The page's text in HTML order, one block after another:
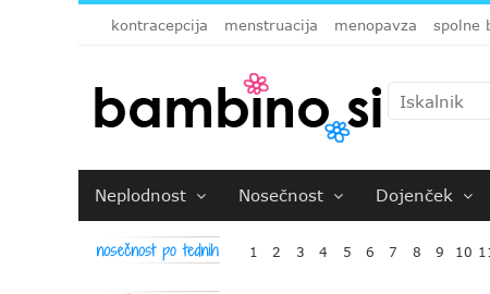
kontracepcija menstruacija menopavza spolne
Neplodnost Nosečnost Dojenček
1 2 3 4 5 6 7 8 9 10